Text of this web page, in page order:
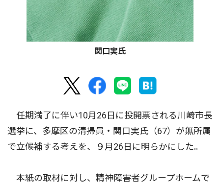
関口実氏
任期満了に伴い10月26日に投開票される川崎市長
選挙に、多摩区の清掃員・関口実氏（67）が無所属
で立候補する考えを、９月26日に明らかにした。
本紙の取材に対し、精神障害者グループホームで